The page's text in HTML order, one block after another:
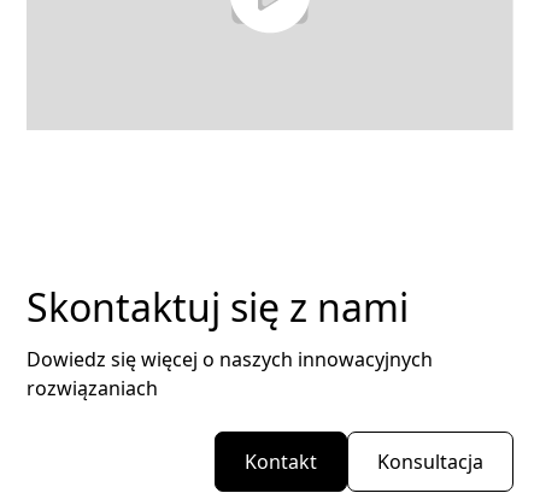
Skontaktuj się z nami
Dowiedz się więcej o naszych innowacyjnych
rozwiązaniach
Kontakt Konsultacja